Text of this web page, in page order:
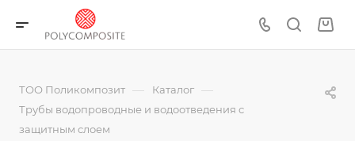
ТОО Поликомпозит — Каталог —
Трубы водопроводные и водоотведения с
защитным слоем